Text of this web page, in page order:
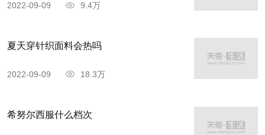
2022-09-09 9.4万
夏天穿针织面料会热吗
2022-09-09 18.3万
希努尔西服什么档次